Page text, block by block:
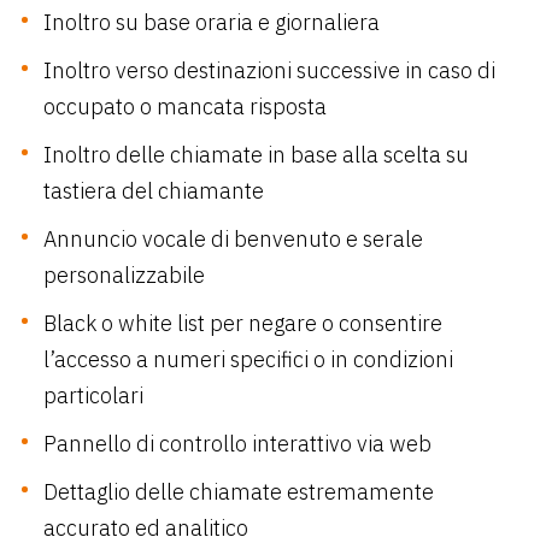
Inoltro su base oraria e giornaliera
Inoltro verso destinazioni successive in caso di
occupato o mancata risposta
Inoltro delle chiamate in base alla scelta su
tastiera del chiamante
Annuncio vocale di benvenuto e serale
personalizzabile
Black o white list per negare o consentire
l’accesso a numeri specifici o in condizioni
particolari
Pannello di controllo interattivo via web
Dettaglio delle chiamate estremamente
accurato ed analitico